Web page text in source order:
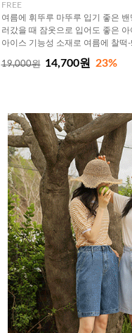
FREE
여름에 휘뚜루 마뚜루 입기 좋은
러갔을 때 잠옷으로 입어도 좋은
아이스 기능성 소재로 여름에 찰떡-!
19,000원 14,700원 23%